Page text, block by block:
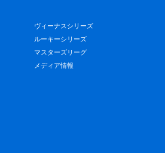
ヴィーナスシリーズ
ルーキーシリーズ
マスターズリーグ
メディア情報